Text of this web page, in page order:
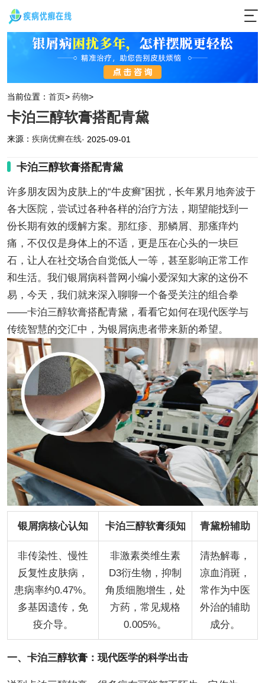
当前位置： 首页> 药物>
卡泊三醇软膏搭配青黛
来源： 疾病优癣在线· 2025-09-01
卡泊三醇软膏搭配青黛
许多朋友因为皮肤上的“牛皮癣”困扰，长年累月地奔波于
各大医院，尝试过各种各样的治疗方法，期望能找到一
份长期有效的缓解方案。那红疹、那鳞屑、那瘙痒灼
痛，不仅仅是身体上的不适，更是压在心头的一块巨
石，让人在社交场合自觉低人一等，甚至影响正常工作
和生活。我们银屑病科普网小编小爱深知大家的这份不
易，今天，我们就来深入聊聊一个备受关注的组合拳
——卡泊三醇软膏搭配青黛，看看它如何在现代医学与
传统智慧的交汇中，为银屑病患者带来新的希望。
银屑病核心认知 卡泊三醇软膏须知 青黛粉辅助
非传染性、慢性
反复性皮肤病，
患病率约0.47%。
多基因遗传，免
疫介导。
非激素类维生素
D3衍生物，抑制
角质细胞增生，处
方药，常见规格
0.005%。
清热解毒，
凉血消斑，
常作为中医
外治的辅助
成分。
一、卡泊三醇软膏：现代医学的科学出击